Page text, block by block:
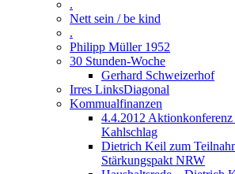
.
Nett sein / be kind
.
Philipp Müller 1952
30 Stunden-Woche
Gerhard Schweizerhof
Irres LinksDiagonal
Kommualfinanzen
4.4.2012 Aktionkonferenz
Kahlschlag
Dietrich Keil zum
Stärkungspakt NRW